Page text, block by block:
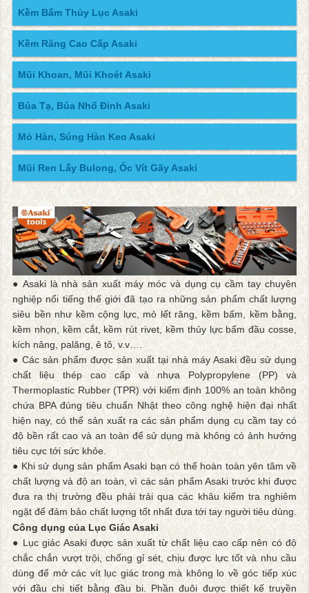
Kềm Bấm Thủy Lục Asaki
Kềm Răng Cao Cấp Asaki
Mũi Khoan, Mũi Khoét Asaki
Búa Tạ, Búa Nhổ Đinh Asaki
Mỏ Hàn, Súng Hàn Keo Asaki
Mũi Ren Lấy Bulong, Ốc Vít Gãy Asaki
● Asaki là nhà sản xuất máy móc và dụng cụ cầm tay chuyên
nghiệp nổi tiếng thế giới đã tạo ra những sản phẩm chất lượng
siêu bền như kềm cộng lực, mỏ lết răng, kềm bấm, kềm bằng,
kềm nhọn, kềm cắt, kềm rút rivet, kềm thủy lực bấm đầu cosse,
kích nâng, palăng, ê tô, v.v….
● Các sản phẩm được sản xuất tại nhà máy Asaki đều sử dụng
chất liệu thép cao cấp và nhựa Polypropylene (PP) và
Thermoplastic Rubber (TPR) với kiểm định 100% an toàn không
chứa BPA đúng tiêu chuẩn Nhật theo công nghệ hiện đại nhất
hiện nay, có thể sản xuất ra các sản phẩm dụng cụ cầm tay có
độ bền rất cao và an toàn để sử dụng mà không có ảnh hưởng
tiêu cực tới sức khỏe.
● Khi sử dụng sản phẩm Asaki bạn có thể hoàn toàn yên tâm về
chất lượng và độ an toàn, vì các sản phẩm Asaki trước khi được
đưa ra thị trường đều phải trải qua các khâu kiểm tra nghiêm
ngặt để đảm bảo chất lượng tốt nhất đưa tới tay người tiêu dùng.
Công dụng của Lục Giác Asaki
● Lục giác Asaki được sản xuất từ chất liệu cao cấp nên có độ
chắc chắn vượt trội, chống gỉ sét, chịu được lực tốt và nhu cầu
dùng để mở các vít lục giác trong mà không lo về góc tiếp xúc
với đầu chi tiết bằng đầu bi. Phần đuôi được thiết kế truyền